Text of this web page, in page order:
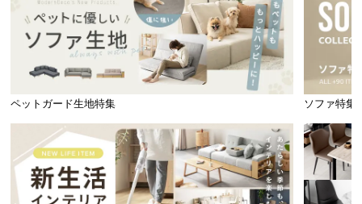
ペットガード生地特集 ソファ特集